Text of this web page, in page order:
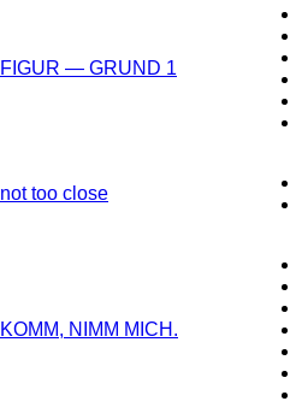
FIGUR — GRUND 1
not too close
KOMM, NIMM MICH.